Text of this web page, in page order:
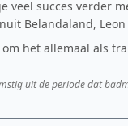
veel succes verder
Belandaland,
het allemaal als
uit de periode dat